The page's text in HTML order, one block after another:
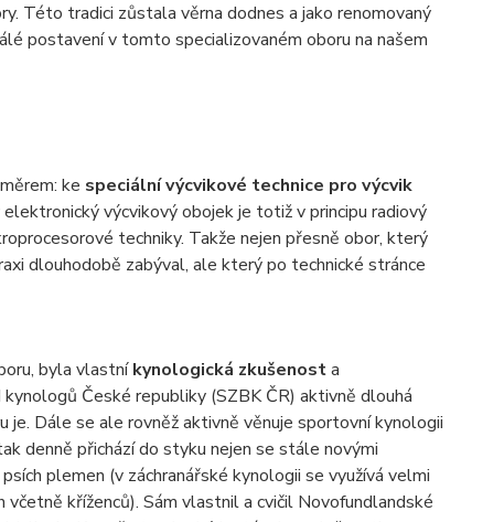
Této tradici zůstala věrna dodnes a jako renomovaný
postavení v tomto specializovaném oboru na našem
ke speciální výcvikové technice pro výcvik
výcvikový obojek je totiž v principu radiový
techniky. Takže nejen přesně obor, který
dlouhodobě zabýval, ale který po technické stránce
byla vlastníkynologická zkušenosta
České republiky (SZBK ČR) aktivně dlouhá
je. Dále se ale rovněž aktivně věnuje sportovní kynologii
denně přichází do styku nejen se stále novými
plemen (v záchranářské kynologii se využívá velmi
kříženců). Sám vlastnil a cvičil Novofundlandské